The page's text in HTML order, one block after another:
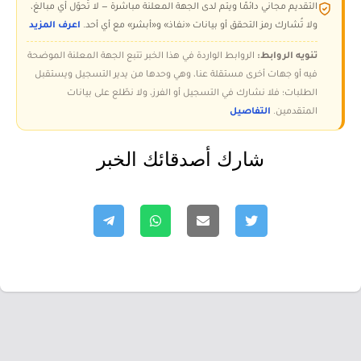
التقديم مجاني دائمًا ويتم لدى الجهة المعلنة مباشرة — لا تُحوّل أي مبالغ،
ولا تُشارك رمز التحقق أو بيانات «نفاذ» و«أبشر» مع أي أحد. اعرف المزيد
تنويه الروابط: الروابط الواردة في هذا الخبر تتبع الجهة المعلنة الموضحة
فيه أو جهات أخرى مستقلة عنا، وهي وحدها من يدير التسجيل ويستقبل
الطلبات؛ فلا نشارك في التسجيل أو الفرز، ولا نطّلع على بيانات
المتقدمين. التفاصيل
شارك أصدقائك الخبر